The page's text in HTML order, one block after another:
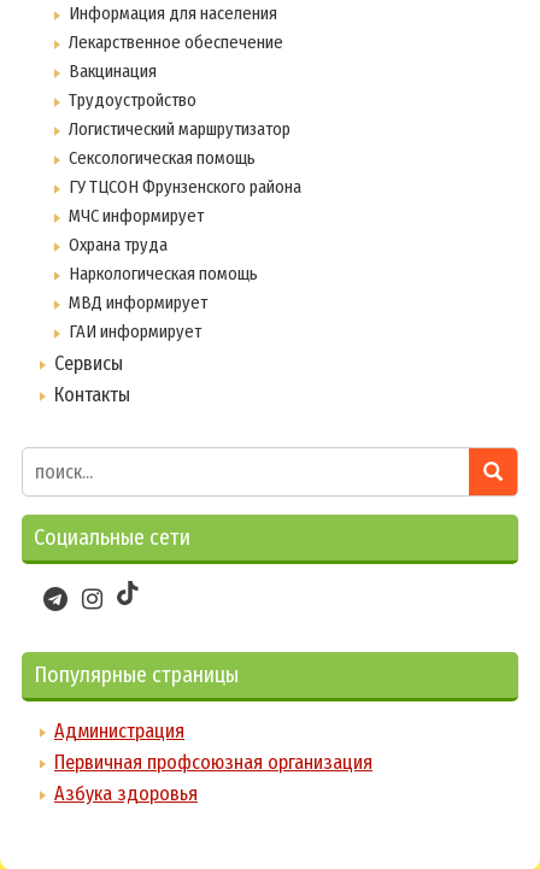
Информация для населения
Лекарственное обеспечение
Вакцинация
Трудоустройство
Логистический маршрутизатор
Сексологическая помощь
ГУ ТЦСОН Фрунзенского района
МЧС информирует
Охрана труда
Наркологическая помощь
МВД информирует
ГАИ информирует
Сервисы
Контакты
Социальные сети
Популярные страницы
Администрация
Первичная профсоюзная организация
Азбука здоровья